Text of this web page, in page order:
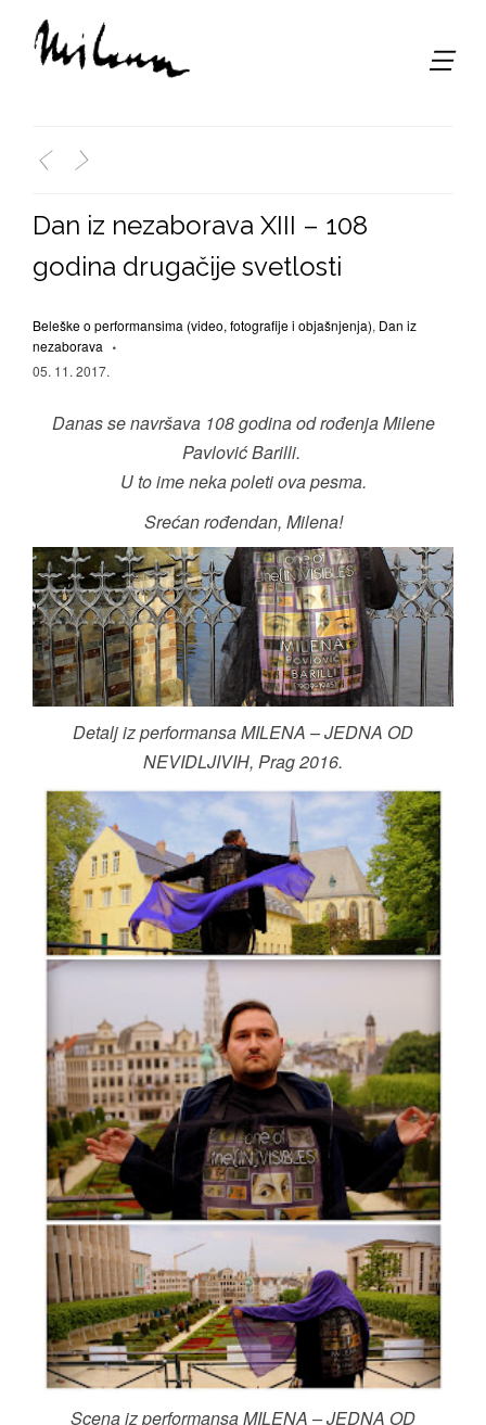
,
< >
Dan iz nezaborava XIII – 108
godina drugačije svetlosti
Beleške o performansima (video, fotografije i objašnjenja), Dan iz
nezaborava
05. 11. 2017.
Danas se navršava 108 godina od rođenja Milene
Pavlović Barilli.
U to ime neka poleti ova pesma.
Srećan rođendan, Milena!
Detalj iz performansa MILENA – JEDNA OD
NEVIDLJIVIH, Prag 2016.
Scena iz performansa MILENA – JEDNA OD